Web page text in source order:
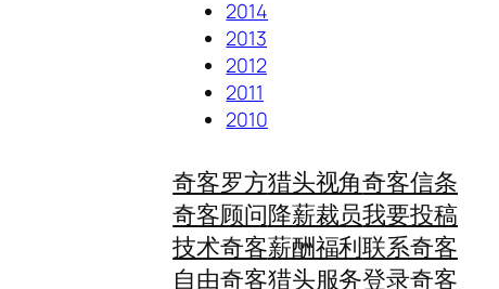
2014
2013
2012
2011
2010
奇客罗方
奇客顾问
技术奇客
自由奇客
猎头视角
降薪裁员
薪酬福利
猎头服务
奇客信条
我要投稿
联系奇客
登录奇客